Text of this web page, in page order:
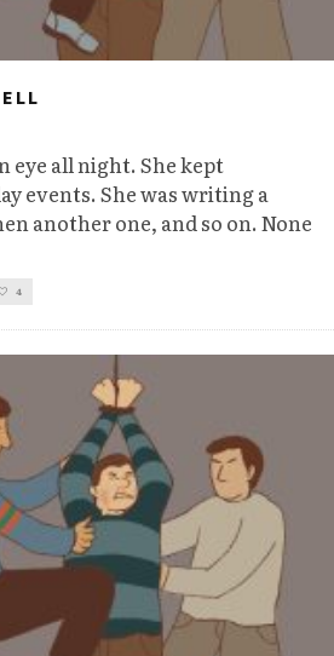
eye all night. She kept
events. She was writing a
another one, and so on. None
4